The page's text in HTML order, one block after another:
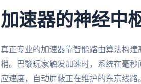
加速器的神经中
真正专业的加速器靠智能路由算法构建
梢。巴黎玩家触发加速时，系统在毫
应速度，自动屏蔽正在维护的东京线